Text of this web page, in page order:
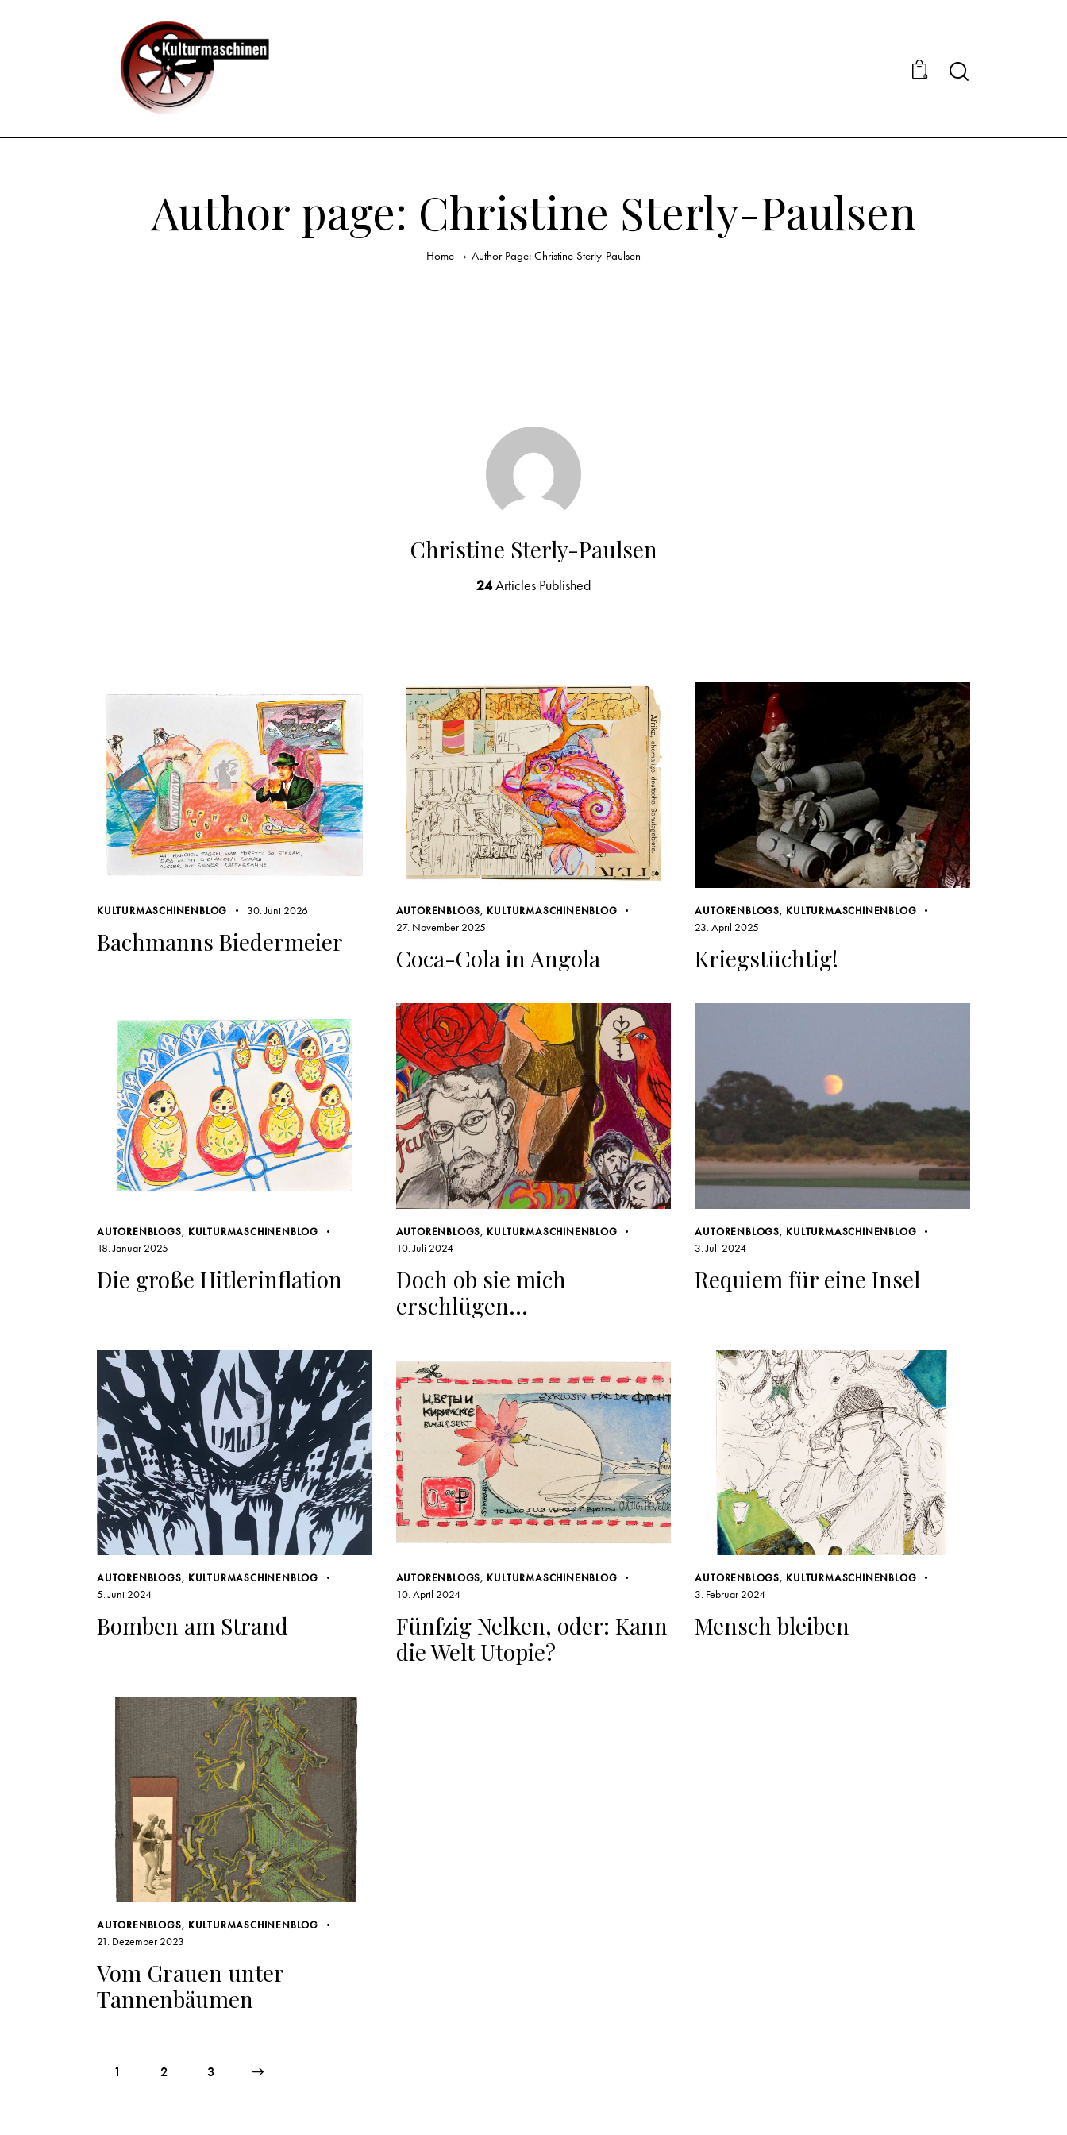
0
Author page: Christine Sterly-Paulsen
Home Author Page: Christine Sterly-Paulsen
Christine Sterly-Paulsen
24Articles Published
KULTURMASCHINENBLOG 30. Juni 2026
Bachmanns Biedermeier
AUTORENBLOGS, KULTURMASCHINENBLOG
27. November 2025
Coca-Cola in Angola
AUTORENBLOGS, KULTURMASCHINENBLOG
23. April 2025
Kriegstüchtig!
AUTORENBLOGS, KULTURMASCHINENBLOG
18. Januar 2025
Die große Hitlerinflation
AUTORENBLOGS, KULTURMASCHINENBLOG
10. Juli 2024
Doch ob sie mich
erschlügen…
AUTORENBLOGS, KULTURMASCHINENBLOG
3. Juli 2024
Requiem für eine Insel
AUTORENBLOGS, KULTURMASCHINENBLOG
5. Juni 2024
Bomben am Strand
AUTORENBLOGS, KULTURMASCHINENBLOG
10. April 2024
Fünfzig Nelken, oder: Kann
die Welt Utopie?
AUTORENBLOGS, KULTURMASCHINENBLOG
3. Februar 2024
Mensch bleiben
AUTORENBLOGS, KULTURMASCHINENBLOG
21. Dezember 2023
Vom Grauen unter
Tannenbäumen
1 2 3